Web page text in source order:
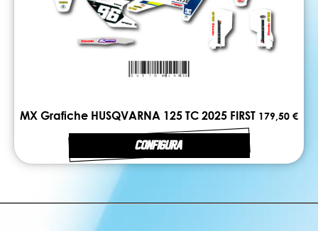
MX Grafiche HUSQVARNA 125 TC 2025 FIRST 179,50 €
CONFIGURA